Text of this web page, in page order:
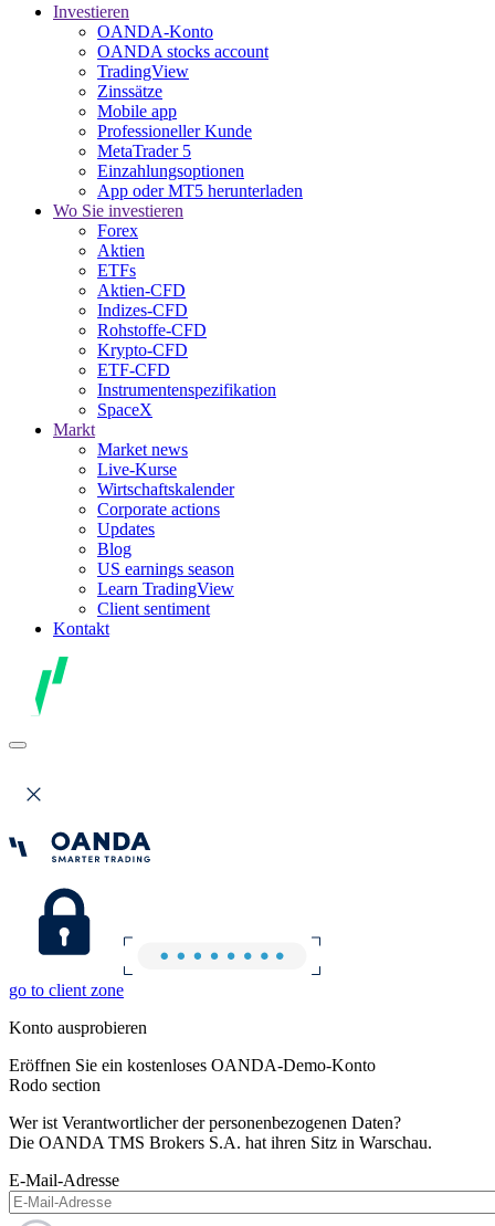
Investieren
OANDA-Konto
OANDA stocks account
TradingView
Zinssätze
Mobile app
Professioneller Kunde
MetaTrader 5
Einzahlungsoptionen
App oder MT5 herunterladen
Wo Sie investieren
Forex
Aktien
ETFs
Aktien-CFD
Indizes-CFD
Rohstoffe-CFD
Krypto-CFD
ETF-CFD
Instrumentenspezifikation
SpaceX
Markt
Market news
Live-Kurse
Wirtschaftskalender
Corporate actions
Updates
Blog
US earnings season
Learn TradingView
Client sentiment
Kontakt
go to client zone
Konto ausprobieren
Eröffnen Sie ein kostenloses OANDA-Demo-Konto
Rodo section
Wer ist Verantwortlicher der personenbezogenen Daten?
Die OANDA TMS Brokers S.A. hat ihren Sitz in Warschau.
E-Mail-Adresse